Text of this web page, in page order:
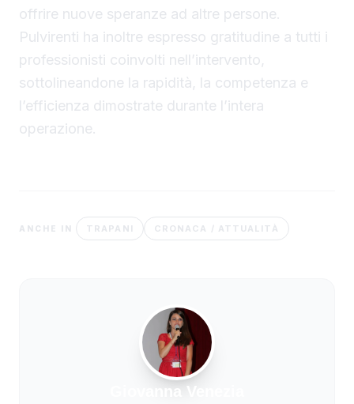
offrire nuove speranze ad altre persone.
Pulvirenti ha inoltre espresso gratitudine a tutti i
professionisti coinvolti nell’intervento,
sottolineandone la rapidità, la competenza e
l’efficienza dimostrate durante l’intera
operazione.
ANCHE IN TRAPANI CRONACA / ATTUALITÀ
Giovanna Venezia